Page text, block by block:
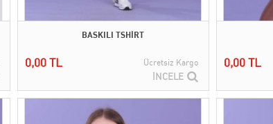
BASKILI TSHİRT
0,00 TL Ücretsiz Kargo
İNCELE
0,00 TL